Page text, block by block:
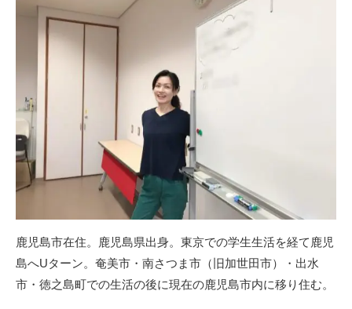
鹿児島市在住。鹿児島県出身。東京での学生生活を経て鹿児
島へUターン。奄美市・南さつま市（旧加世田市）・出水
市・徳之島町での生活の後に現在の鹿児島市内に移り住む。